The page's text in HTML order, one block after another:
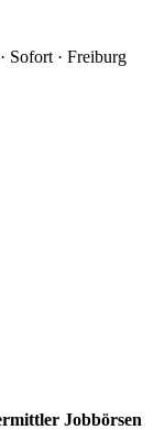
· Sofort · Freiburg
Jobbörsen